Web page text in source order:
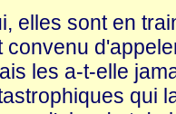
elles sont en
convenu
les a-t-elle
qui